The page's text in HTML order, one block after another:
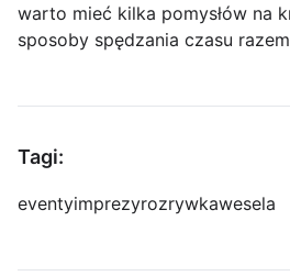
warto mieć kilka pomysłów na
sposoby spędzania czasu
Tagi:
eventyimprezyrozrywkawesela